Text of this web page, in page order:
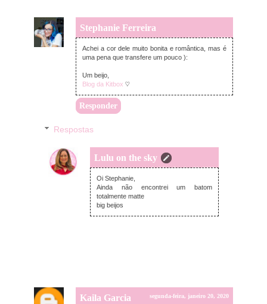
Stephanie Ferreira
segunda-feira, janeiro 20, 2020
Achei a cor dele muito bonita e romântica, mas é
uma pena que transfere um pouco ):
Um beijo,
Blog da Kitbox ♡
Responder
Respostas
Lulu on the sky
segunda-feira, janeiro 20, 2020
Oi Stephanie,
Ainda não encontrei um batom
totalmente matte
big beijos
Kaila Garcia segunda-feira, janeiro 20, 2020